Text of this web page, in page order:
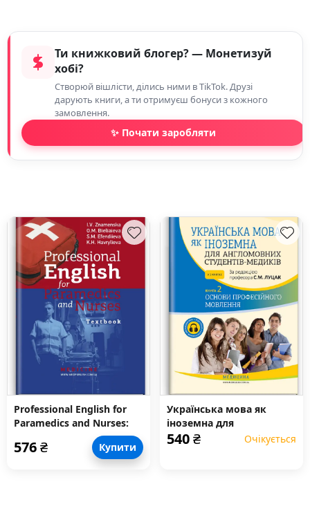
Ти книжковий блогер? — Монетизуй
хобі?
Створюй вішлісти, ділись ними в TikTok. Друзі
дарують книги, а ти отримуєш бонуси з кожного
замовлення.
✨ Почати заробляти
Professional English for
Paramedics and Nurses:
576₴ Купити
Українська мова як
іноземна для
англомовних студентів-
540₴ Очікується